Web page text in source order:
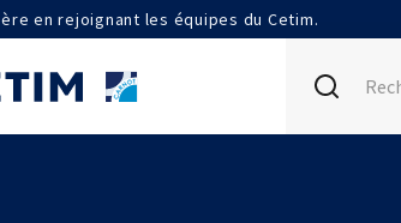
en rejoignant les équipes du Cetim.